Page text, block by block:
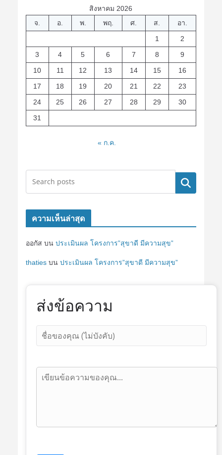
สิงหาคม 2026
จ.
อ. พ. พฤ. ศ. ส.
อา.
1
2
3
4 5 6 7 8
9
10
11 12 13 14 15
16
17
18 19 20 21 22
23
24
25 26 27 28 29
30
31
« ก.ค.
ค้นหา
ความเห็นล่าสุด
ออกัส บน ประเมินผล โครงการ”สุขาดี มีความสุข”
thatiesบน ประเมินผล โครงการ”สุขาดี มีความสุข”
ส่งข้อความ